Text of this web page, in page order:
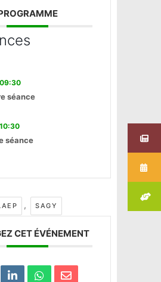
09:30
séance
10:30
séance
, SAGY
CET ÉVÉNEMENT